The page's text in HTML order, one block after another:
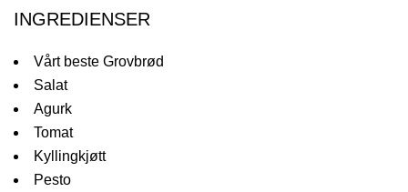
INGREDIENSER
Vårt beste Grovbrød
Salat
Agurk
Tomat
Kyllingkjøtt
Pesto